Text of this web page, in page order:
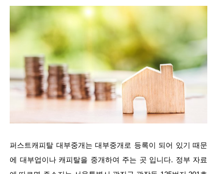
퍼스트캐피탈 대부중개는 대부중개로 등록이 되어 있기 때문
에 대부업이나 캐피탈을 중개하여 주는 곳 입니다. 정부 자료